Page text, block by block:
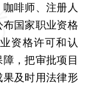
啡师、注册人
国家职业资格
资格许可和认
，把审批项目
及时用法律形